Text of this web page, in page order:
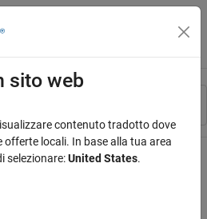
di navigazione
sito web
contenuto tradotto dove
offerte locali. In base alla tua area
selezionare:United States.